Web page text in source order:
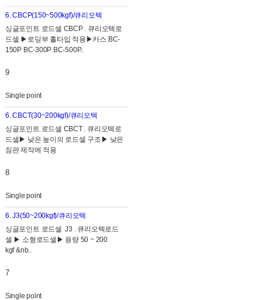
6. CBCP(150~500kgf)/큐리오텍
싱글포인트 로드셀 CBCP . 큐리오텍로
드셀 ▶로딩부 홀타입 적용▶카스 BC-
150P BC-300P BC-500P..
9
Single point
6. CBCT(30~200kgf)/큐리오텍
싱글포인트 로드셀 CBCT . 큐리오텍로
드셀▶ 낮은 높이의 로드셀 구조▶ 낮은
짐판 제작에 적용
8
Single point
6. J3(50~200kgf)/큐리오텍
싱글포인트 로드셀 J3 . 큐리오텍로드
셀 ▶ 소형로드셀▶ 용량 50 ~ 200
kgf &nb..
7
Single point